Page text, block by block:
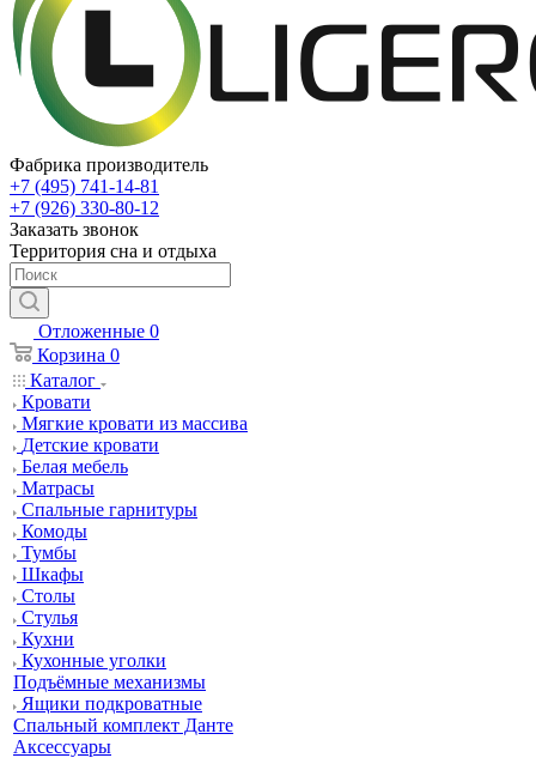
Фабрика производитель
+7 (495) 741-14-81
+7 (926) 330-80-12
Заказать звонок
Территория сна и отдыха
Отложенные 0
Корзина 0
Каталог
Кровати
Мягкие кровати из массива
Детские кровати
Белая мебель
Матрасы
Спальные гарнитуры
Комоды
Тумбы
Шкафы
Столы
Стулья
Кухни
Кухонные уголки
Подъёмные механизмы
Ящики подкроватные
Спальный комплект Данте
Аксессуары